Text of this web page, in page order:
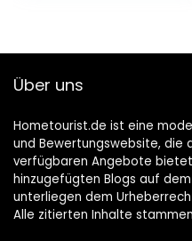
– 100g
bis zu 60
Über uns
Hometourist.de ist eine
und Bewertungswebsite, die
verfügbaren Angebote
hinzugefügten Blogs auf
unterliegen dem
Alle zitierten Inhalte